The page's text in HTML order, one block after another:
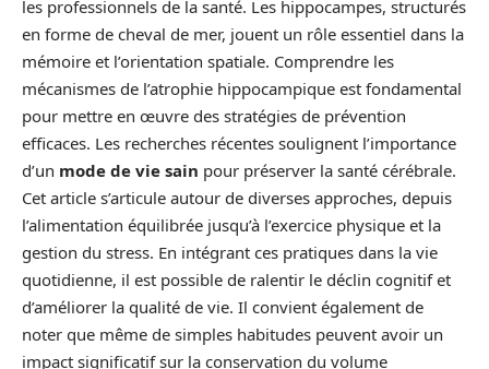
les professionnels de la santé. Les hippocampes, structurés
en forme de cheval de mer, jouent un rôle essentiel dans la
mémoire et l’orientation spatiale. Comprendre les
mécanismes de l’atrophie hippocampique est fondamental
pour mettre en œuvre des stratégies de prévention
efficaces. Les recherches récentes soulignent l’importance
d’un mode de vie sain pour préserver la santé cérébrale.
Cet article s’articule autour de diverses approches, depuis
l’alimentation équilibrée jusqu’à l’exercice physique et la
gestion du stress. En intégrant ces pratiques dans la vie
quotidienne, il est possible de ralentir le déclin cognitif et
d’améliorer la qualité de vie. Il convient également de
noter que même de simples habitudes peuvent avoir un
impact significatif sur la conservation du volume